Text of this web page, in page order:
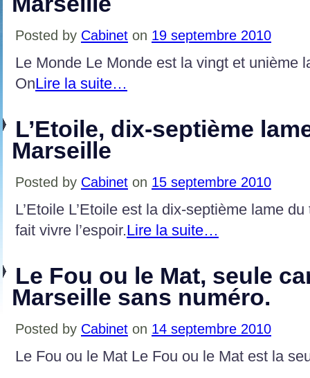
Posted by Cabinet on 19 septembre 2010
Le Monde Le Monde est la vingt et unième
OnLire la suite…
L’Etoile, dix-septième
Marseille
Posted by Cabinet on 15 septembre 2010
L’Etoile L’Etoile est la dix-septième lame
fait vivre l’espoir.Lire la suite…
Le Fou ou le Mat, seule
Marseille sans numéro.
Posted by Cabinet on 14 septembre 2010
Le Fou ou le Mat Le Fou ou le Mat est la